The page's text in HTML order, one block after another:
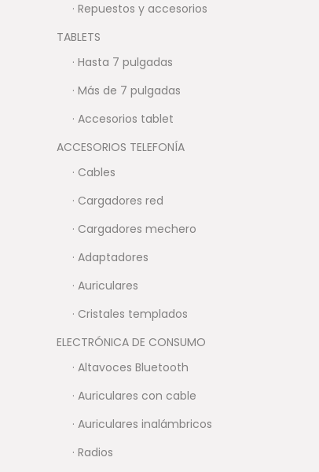
· Repuestos y accesorios
TABLETS
· Hasta 7 pulgadas
· Más de 7 pulgadas
· Accesorios tablet
ACCESORIOS TELEFONÍA
· Cables
· Cargadores red
· Cargadores mechero
· Adaptadores
· Auriculares
· Cristales templados
ELECTRÓNICA DE CONSUMO
· Altavoces Bluetooth
· Auriculares con cable
· Auriculares inalámbricos
· Radios